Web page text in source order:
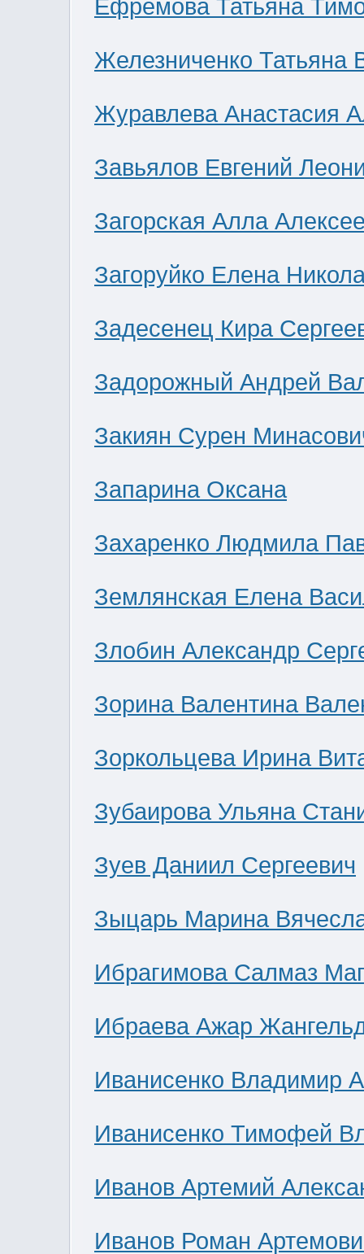
Ефремова Татьяна
Железниченко Татьяна
Журавлева Анастасия
Завьялов Евгений
Загорская Алла
Загоруйко Елена
Задесенец Кира
Задорожный Андрей
Закиян Сурен
Запарина Оксана
Захаренко Людмила
Землянская Елена
Злобин Александр
Зорина Валентина
Зоркольцева Ирина
Зубаирова Ульяна
Зуев Даниил Сергеевич
Зыцарь Марина
Ибрагимова Салмаз
Ибраева Ажар
Иванисенко Владимир
Иванисенко Тимофей
Иванов Артемий
Иванов Роман